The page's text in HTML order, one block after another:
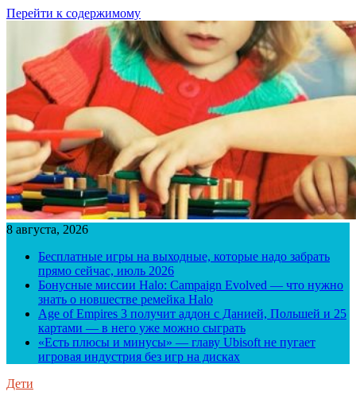
Перейти к содержимому
8 августа, 2026
Бесплатные игры на выходные, которые надо забрать
прямо сейчас, июль 2026
Бонусные миссии Halo: Campaign Evolved — что нужно
знать о новшестве ремейка Halo
Age of Empires 3 получит аддон с Данией, Польшей и 25
картами — в него уже можно сыграть
«Есть плюсы и минусы» — главу Ubisoft не пугает
игровая индустрия без игр на дисках
Дети